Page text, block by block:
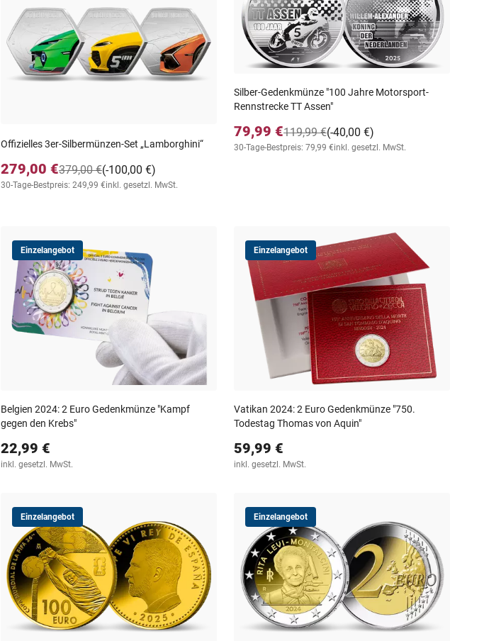
Offizielles 3er-Silbermünzen-Set „Lamborghini“
279,00 € (-100,00 €)
379,00 €
30-Tage-Bestpreis: 249,99 €inkl. gesetzl. MwSt.
Silber-Gedenkmünze "100 Jahre Motorsport-
Rennstrecke TT Assen"
79,99 € (-40,00 €)
119,99 €
30-Tage-Bestpreis: 79,99 €inkl. gesetzl. MwSt.
Einzelangebot
Belgien 2024: 2 Euro Gedenkmünze "Kampf
gegen den Krebs"
22,99 €
inkl. gesetzl. MwSt.
Einzelangebot
Vatikan 2024: 2 Euro Gedenkmünze "750.
Todestag Thomas von Aquin"
59,99 €
inkl. gesetzl. MwSt.
Einzelangebot Einzelangebot